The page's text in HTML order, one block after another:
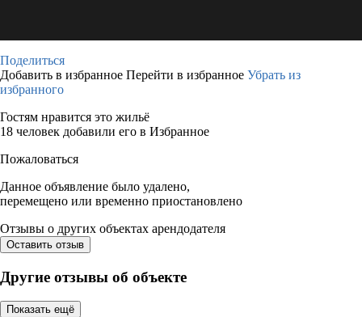
Поделиться
Добавить в избранное Перейти в избранное Убрать из
избранного
Гостям нравится это жильё
18 человек добавили его в Избранное
Пожаловаться
Данное объявление было удалено,
перемещено или временно приостановлено
Отзывы о других объектах арендодателя
Оставить отзыв
Другие отзывы об объекте
Показать ещё